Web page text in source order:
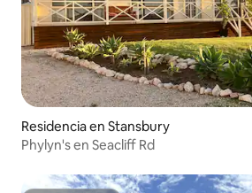
Residencia en Stansbury
Phylyn's en Seacliff Rd